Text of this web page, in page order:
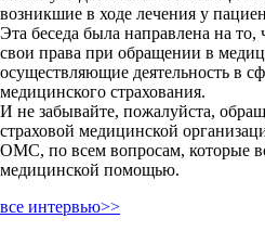
возникшие в ходе лечения у
Эта беседа была направлена на
свои права при обращении в
осуществляющие деятельность в
медицинского страхования.
И не забывайте, пожалуйста,
страховой медицинской
ОМС, по всем вопросам, которые
медицинской помощью.
все интервью>>